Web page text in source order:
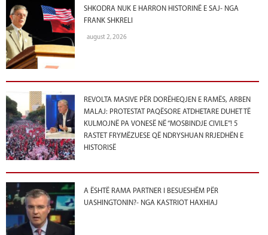
SHKODRA NUK E HARRON HISTORINË E SAJ- NGA
FRANK SHKRELI
august 2, 2026
REVOLTA MASIVE PËR DORËHEQJEN E RAMËS, ARBEN
MALAJ: PROTESTAT PAQËSORE ATDHETARE DUHET TË
KULMOJNË PA VONESË NË “MOSBINDJE CIVILE”! 5
RASTET FRYMËZUESE QË NDRYSHUAN RRJEDHËN E
HISTORISË
A ËSHTË RAMA PARTNER I BESUESHËM PËR
UASHINGTONIN?- NGA KASTRIOT HAXHIAJ